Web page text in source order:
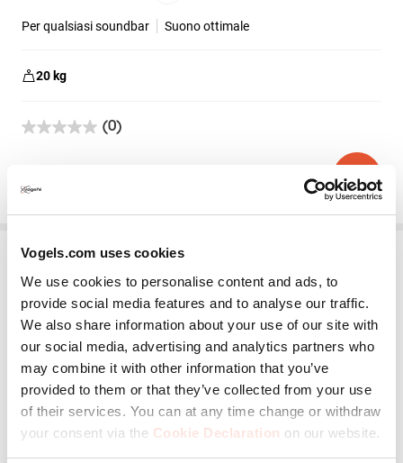
Vogels.com uses cookies
We use cookies to personalise content and ads, to
provide social media features and to analyse our traffic.
We also share information about your use of our site with
our social media, advertising and analytics partners who
may combine it with other information that you’ve
provided to them or that they’ve collected from your use
of their services. You can at any time change or withdraw
your consent via the Cookie Declaration on our website.
Per qualsiasi soundbar Suono ottimale
20 kg
(0)
0.0
stelle.
TVA 6950
Adattatore per montanti